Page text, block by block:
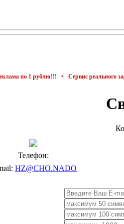
по 1 рублю!!! • Сервис реального (4281)
Телефон:
HZ@CHO.NADO